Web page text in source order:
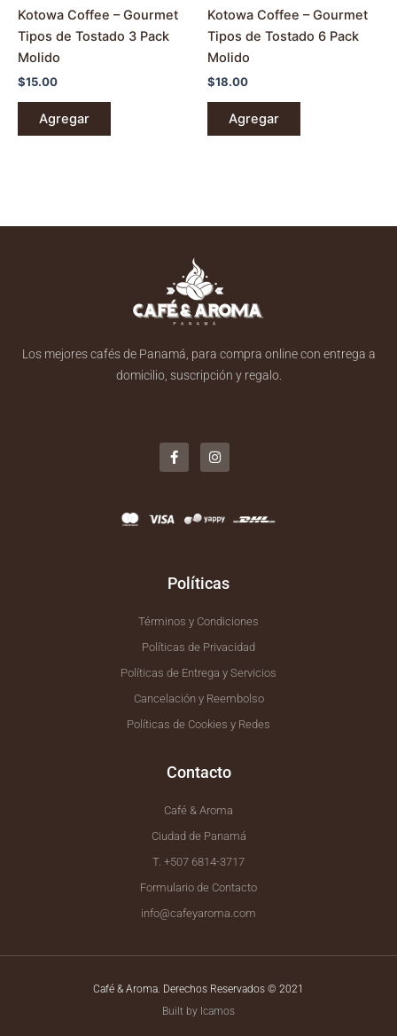
Kotowa Coffee – Gourmet
Tipos de Tostado 3 Pack
Molido
$15.00
Agregar
Kotowa Coffee – Gourmet
Tipos de Tostado 6 Pack
Molido
$18.00
Agregar
Los mejores cafés de Panamá, para compra online con entrega a
domicilio, suscripción y regalo.
a
c
e
o
k
n
s
t
a
Políticas
Términos y Condiciones
Políticas de Privacidad
Políticas de Entrega y Servicios
Cancelación y Reembolso
Políticas de Cookies y Redes
Contacto
Café & Aroma
Ciudad de Panamá
T. +507 6814-3717
Formulario de Contacto
info@cafeyaroma.com
Café & Aroma. Derechos Reservados © 2021
Built by Icamos